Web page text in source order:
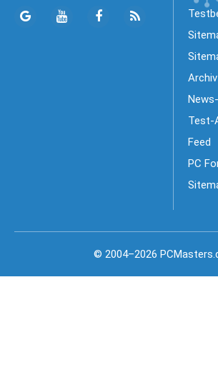
Archiv
Test-
Feed
PC
© 2004–2026